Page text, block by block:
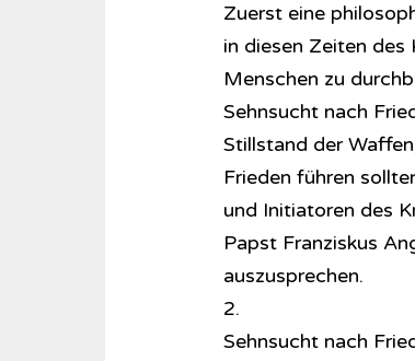
Zuerst eine
in diesen Zeiten
Menschen zu
Sehnsucht nach
Stillstand der
Frieden führen
und Initiatoren des
Papst Franziskus
auszusprechen.
2.
Sehnsucht nach